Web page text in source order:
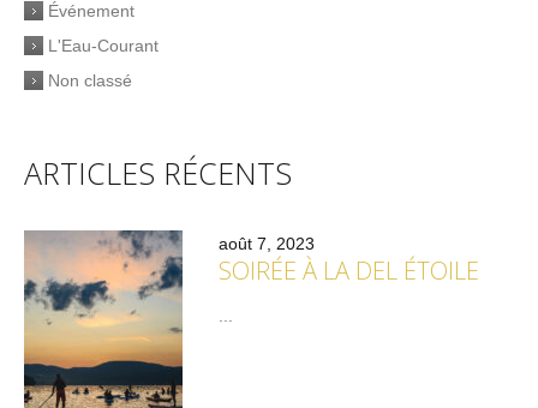
Événement
L'Eau-Courant
Non classé
ARTICLES RÉCENTS
août 7, 2023
SOIRÉE À LA DEL ÉTOILE